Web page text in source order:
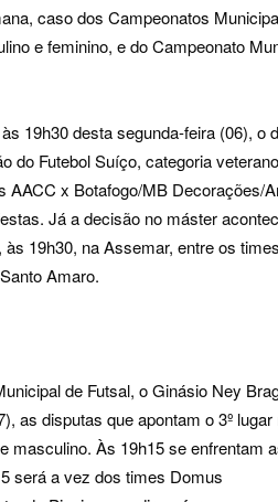
caso dos Campeonatos
e feminino, e do Campeonato
19h30 desta segunda-feira (06), o
do Futebol Suíço, categoria
AACC x Botafogo/MB Decorações/
Já a decisão no máster
às 19h30, na Assemar, entre os
Amaro.
de Futsal, o Ginásio Ney
as disputas que apontam o 3º lugar
masculino. Às 19h15 se enfrentam
será a vez dos times Domus